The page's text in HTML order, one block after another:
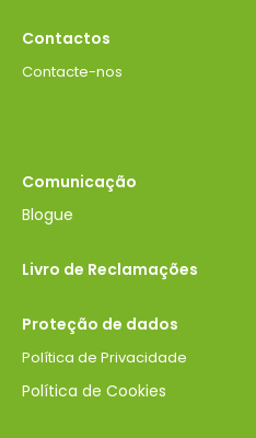
Contactos
Contacte-nos
Comunicação
Blogue
Livro de Reclamações
Proteção de dados
Política de Privacidade
Política de Cookies